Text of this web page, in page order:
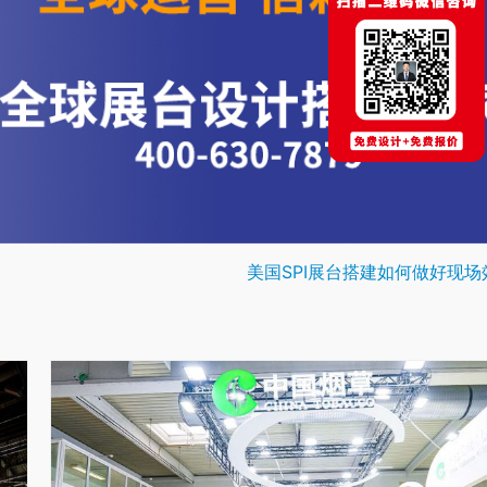
美国SPI展台搭建如何做好现场